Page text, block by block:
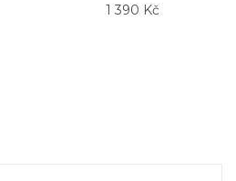
Cena
1 390 Kč